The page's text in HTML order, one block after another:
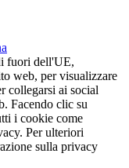
fuori dell'UE,
web, per visualizzare
collegarsi ai social
Facendo clic su
i cookie come
Per ulteriori
sulla privacy